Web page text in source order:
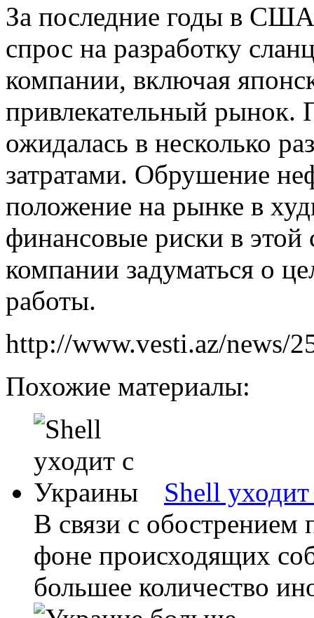
За последние годы в
спрос на разработку
компании, включая
привлекательный рынок.
ожидалась в несколько
затратами. Обрушение
положение на рынке в
финансовые риски в этой
компании задуматься о
работы.
http://www.vesti.az/news/
Похожие материалы:
Shell
В связи с обострением
фоне происходящих
большее количество